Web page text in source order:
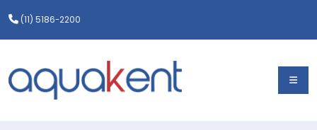
(11) 5186-2200